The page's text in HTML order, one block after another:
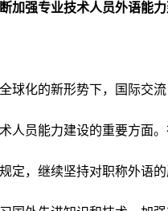
强专业技术人员外语能力
化的新形势下，国际交流
人员能力建设的重要方面
定，继续坚持对职称外语